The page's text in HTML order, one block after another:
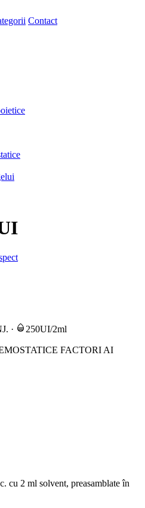
Contact
· 250UI/2ml
FACTORI AI
cu 2 ml solvent, preasamblate în